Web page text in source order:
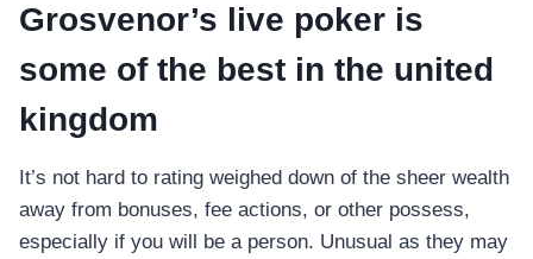
Grosvenor’s live poker is
some of the best in the united
kingdom
It’s not hard to rating weighed down of the sheer wealth
away from bonuses, fee actions, or other possess,
especially if you will be a person. Unusual as they may